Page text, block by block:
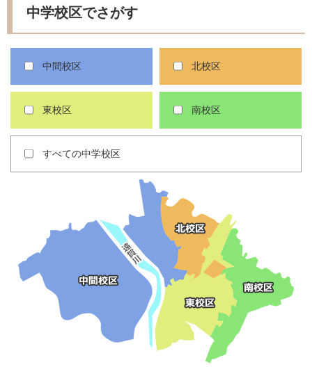
中学校区でさがす
中間校区 北校区
東校区 南校区
すべての中学校区